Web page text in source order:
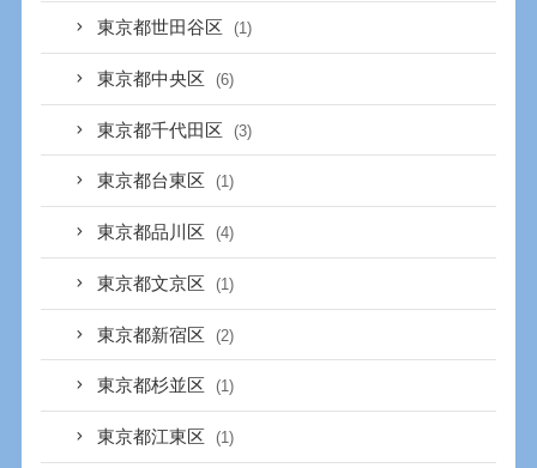
東京都世田谷区 (1)
東京都中央区 (6)
東京都千代田区 (3)
東京都台東区 (1)
東京都品川区 (4)
東京都文京区 (1)
東京都新宿区 (2)
東京都杉並区 (1)
東京都江東区 (1)